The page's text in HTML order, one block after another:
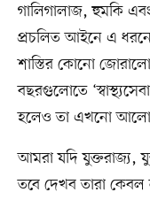
গালিগালাজ, হুমকি
প্রচলিত আইনে এ
শাস্তির কোনো
বছরগুলোতে
হলেও তা এখনো
আমরা যদি যুক্তরাজ্য,
তবে দেখব তারা কেবল